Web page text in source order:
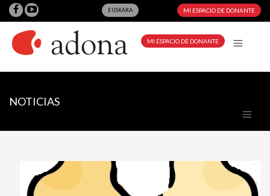
EUSKARA MI ESPACIO DE DONANTE
MI ESPACIO DE DONANTE
NOTICIAS